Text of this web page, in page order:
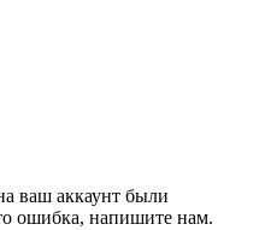
ваш аккаунт были
ошибка, напишите нам.